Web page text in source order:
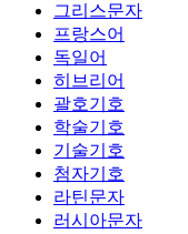
그리스문자
프랑스어
독일어
히브리어
괄호기호
학술기호
기술기호
첨자기호
라틴문자
러시아문자